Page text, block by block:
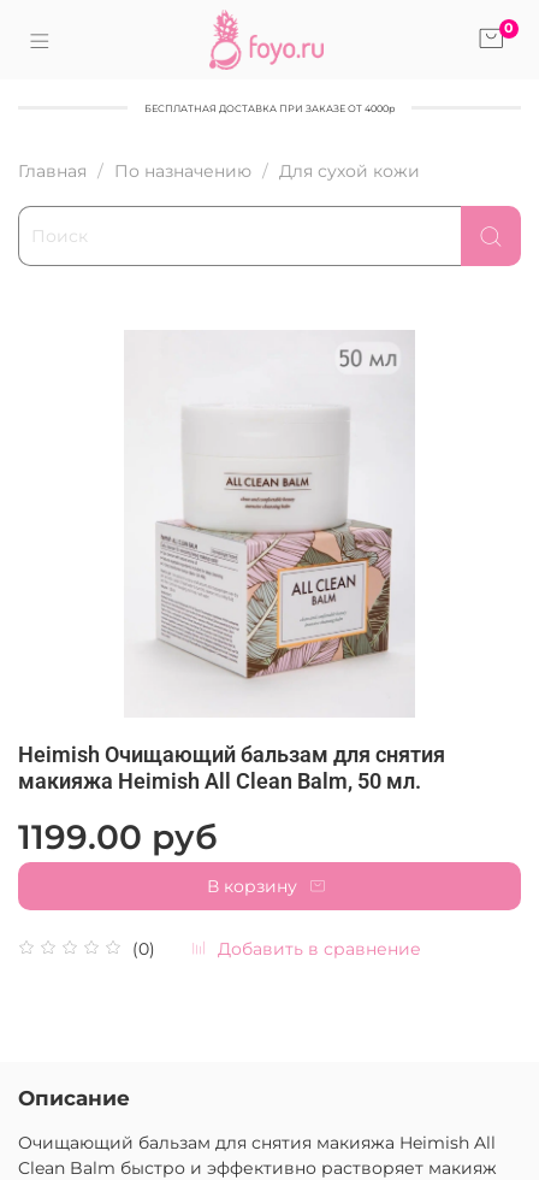
0
БЕСПЛАТНАЯ ДОСТАВКА ПРИ ЗАКАЗЕ ОТ 4000р
Главная По назначению Для сухой кожи
Heimish Очищающий бальзам для снятия
макияжа Heimish All Clean Balm, 50 мл.
(0) Добавить в сравнение
1199.00 руб
В корзину
Описание
Очищающий бальзам для снятия макияжа Heimish All
Clean Balm быстро и эффективно растворяет макияж